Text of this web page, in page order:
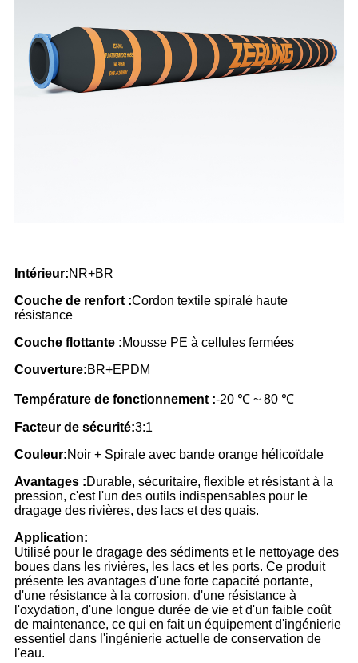
Intérieur:NR+BR
Couche de renfort :Cordon textile spiralé haute
résistance
Couche flottante :Mousse PE à cellules fermées
Couverture:BR+EPDM
Température de fonctionnement :-20 ℃ ~ 80 ℃
Facteur de sécurité:3:1
Couleur:Noir + Spirale avec bande orange hélicoïdale
Avantages :Durable, sécuritaire, flexible et résistant à la
pression, c'est l'un des outils indispensables pour le
dragage des rivières, des lacs et des quais.
Application:
Utilisé pour le dragage des sédiments et le nettoyage des
boues dans les rivières, les lacs et les ports. Ce produit
présente les avantages d'une forte capacité portante,
d'une résistance à la corrosion, d'une résistance à
l'oxydation, d'une longue durée de vie et d'un faible coût
de maintenance, ce qui en fait un équipement d'ingénierie
essentiel dans l'ingénierie actuelle de conservation de
l'eau.